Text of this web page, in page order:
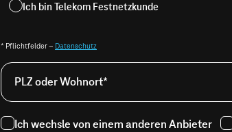
Ich bin Telekom Festnetzkunde
* Pflichtfelder – Datenschutz
PLZ oder Wohnort*
Ich wechsle von einem anderen Anbieter